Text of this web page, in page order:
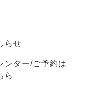
らせ
ンダー/ご予約は
ら